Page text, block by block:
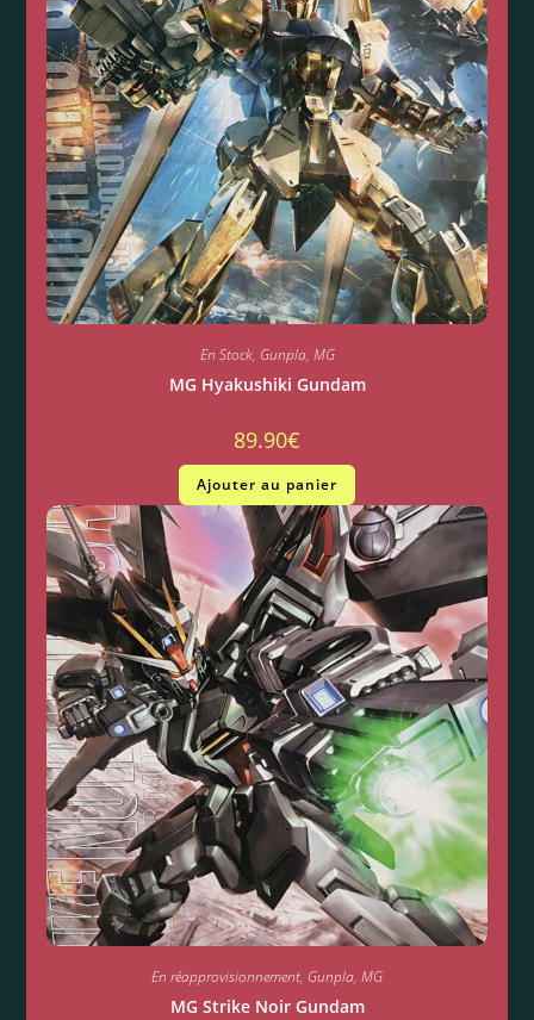
En Stock, Gunpla, MG
MG Hyakushiki Gundam
89.90€
Ajouter au panier
En réapprovisionnement, Gunpla, MG
MG Strike Noir Gundam